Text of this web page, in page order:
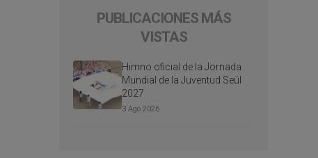
PUBLICACIONES MÁS
VISTAS
Himno oficial de la Jornada
Mundial de la Juventud Seúl
2027
3 Ago 2026